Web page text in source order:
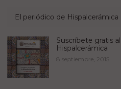
El periódico de Hispalcerámica
Suscríbete gratis
Hispalcerámica
8 septiembre, 2015